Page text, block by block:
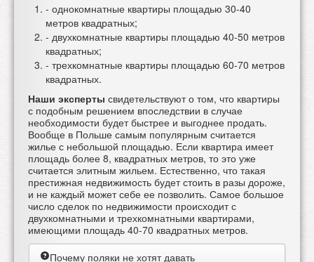
- однокомнатные квартиры площадью 30-40
метров квадратных;
- двухкомнатные квартиры площадью 40-50 метров
квадратных;
- трехкомнатные квартиры площадью 60-70 метров
квадратных.
Наши эксперты свидетельствуют о том, что квартиры
с подобным решением впоследствии в случае
необходимости будет быстрее и выгоднее продать.
Вообще в Польше самым популярным считается
жилье с небольшой площадью. Если квартира имеет
площадь более 8, квадратных метров, то это уже
считается элитным жильем. Естественно, что такая
престижная недвижимость будет стоить в разы дороже,
и не каждый может себе ее позволить. Самое большое
число сделок по недвижимости происходит с
двухкомнатными и трехкомнатными квартирами,
имеющими площадь 40-70 квадратных метров.
Почему поляки не хотят давать